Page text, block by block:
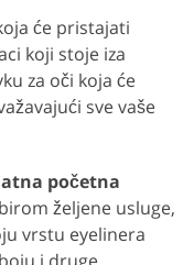
će pristajati
koji stoje iza
za oči koja će
sve vaše
početna
željene usluge,
vrstu eyelinera